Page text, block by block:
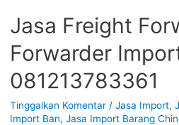
Jasa Freight
Forwarder Import
081213783361
Tinggalkan Komentar / Jasa Import,
Import Ban, Jasa Import Barang